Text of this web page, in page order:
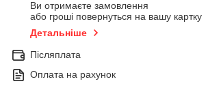
Ви отримаєте замовлення
або гроші повернуться на вашу картку
Детальніше
Післяплата
Оплата на рахунок